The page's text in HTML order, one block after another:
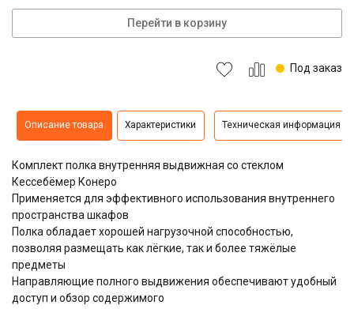
Перейти в корзину
Под заказ
Описание товара Характеристики Техническая информация
Комплект полка внутренняя выдвижная со стеклом
Кессебёмер Конеро
Применяется для эффективного использования внутреннего
пространства шкафов
Полка обладает хорошей нагрузочной способностью,
позволяя размещать как лёгкие, так и более тяжёлые
предметы
Направляющие полного выдвижения обеспечивают удобный
доступ и обзор содержимого